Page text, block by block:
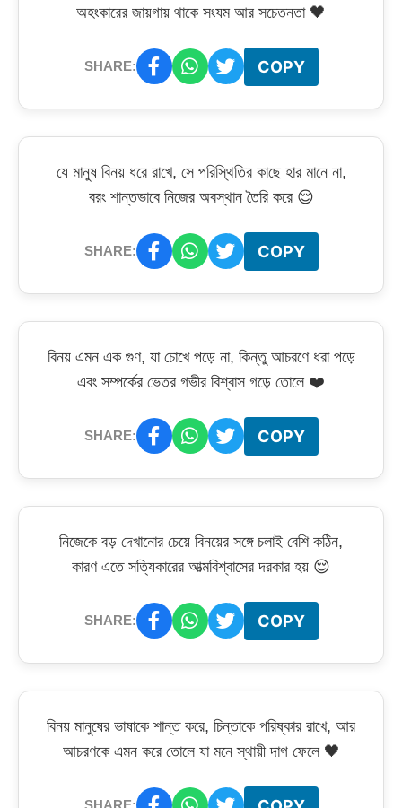
অহংকারের জায়গায় থাকে সংযম আর সচেতনতা 🖤
SHARE: COPY
যে মানুষ বিনয় ধরে রাখে, সে পরিস্থিতির কাছে হার মানে না,
বরং শান্তভাবে নিজের অবস্থান তৈরি করে 😌
SHARE: COPY
বিনয় এমন এক গুণ, যা চোখে পড়ে না, কিন্তু আচরণে ধরা পড়ে
এবং সম্পর্কের ভেতর গভীর বিশ্বাস গড়ে তোলে ❤️
SHARE: COPY
নিজেকে বড় দেখানোর চেয়ে বিনয়ের সঙ্গে চলাই বেশি কঠিন,
কারণ এতে সত্যিকারের আত্মবিশ্বাসের দরকার হয় 😌
SHARE: COPY
বিনয় মানুষের ভাষাকে শান্ত করে, চিন্তাকে পরিষ্কার রাখে, আর
আচরণকে এমন করে তোলে যা মনে স্থায়ী দাগ ফেলে 🖤
SHARE: